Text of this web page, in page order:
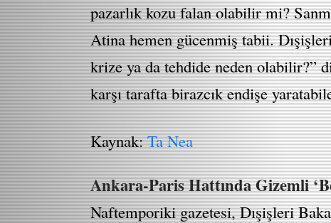
pazarlık kozu falan olabilir mi?
Atina hemen gücenmiş tabii.
krize ya da tehdide neden olabilir?”
karşı tarafta birazcık endişe
Kaynak:Ta Nea
Ankara-Paris Hattında Gizemli
Naftemporiki gazetesi, Dışişleri